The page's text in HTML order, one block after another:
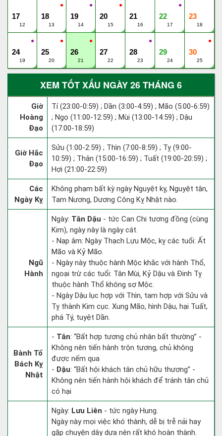
17
12
●
18
13
●
19
14
●
20
15
21
16
●
22
17
23
18
●
24
19
●
25
20
●
26
21
27
22
●
28
23
29
24
●
30
25
XEM TỐT XẤU NGÀY 26 THÁNG 6
Giờ
Hoàng
Đạo
Tí (23:00-0:59) ; Dần (3:00-4:59) ; Mão (5:00-6:59)
; Ngọ (11:00-12:59) ; Mùi (13:00-14:59) ; Dậu
(17:00-18:59)
Giờ Hắc
Đạo
Sửu (1:00-2:59) ; Thìn (7:00-8:59) ; Tỵ (9:00-
10:59) ; Thân (15:00-16:59) ; Tuất (19:00-20:59) ;
Hợi (21:00-22:59)
Các
Ngày Kỵ
Không phạm bất kỳ ngày Nguyệt kỵ, Nguyệt tận,
Tam Nương, Dương Công Kỵ Nhật nào.
Ngũ
Hành
Ngày: Tân Dậu - tức Can Chi tương đồng (cùng
Kim), ngày này là ngày cát.
- Nạp âm: Ngày Thạch Lựu Mộc, kỵ các tuổi: Ất
Mão và Kỷ Mão.
- Ngày này thuộc hành Mộc khắc với hành Thổ,
ngoại trừ các tuổi: Tân Mùi, Kỷ Dậu và Đinh Tỵ
thuộc hành Thổ không sợ Mộc.
- Ngày Dậu lục hợp với Thìn, tam hợp với Sửu và
Tỵ thành Kim cục. Xung Mão, hình Dậu, hại Tuất,
phá Tý, tuyệt Dần.
Bành Tổ
Bách Kỵ
Nhật
- Tân: “Bất hợp tương chủ nhân bất thường” -
Không nên tiến hành trộn tương, chủ không
được nếm qua
- Dậu: “Bất hội khách tân chủ hữu thương” -
Không nên tiến hành hội khách để tránh tân chủ
có hại
Ngày: Lưu Liên - tức ngày Hung.
Ngày này mọi việc khó thành, dễ bị trễ nải hay
gặp chuyện dây dưa nên rất khó hoàn thành.